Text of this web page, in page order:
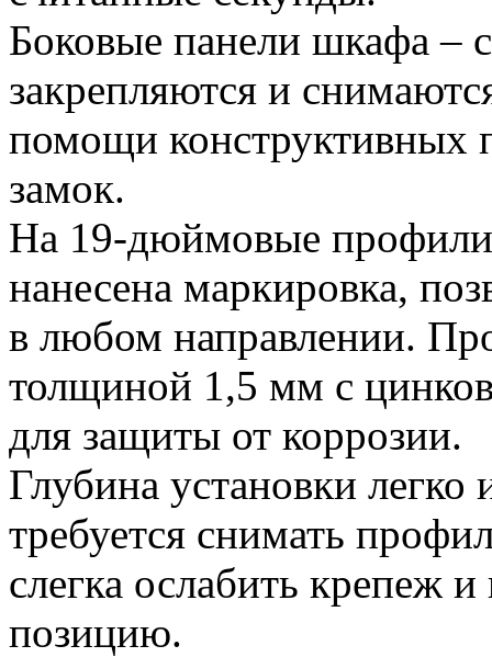
Боковые панели шкафа –
закрепляются и
помощи конструктивных
замок.
На 19-дюймовые
нанесена маркировка,
в любом направлении.
толщиной 1,5 мм с
для защиты от коррозии.
Глубина установки легко
требуется снимать
слегка ослабить крепеж
позицию.